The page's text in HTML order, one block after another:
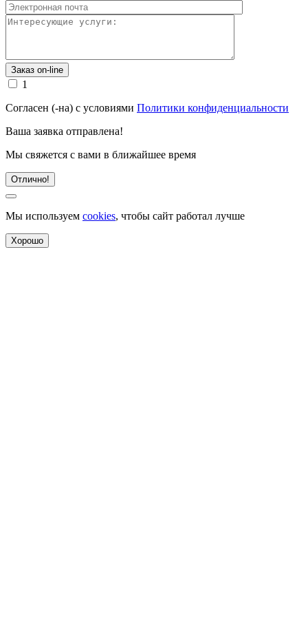
1
Согласен (-на) с условиями Политики конфиденциальности
Ваша заявка отправлена!
Мы свяжется с вами в ближайшее время
Отлично!
Мы используем cookies, чтобы сайт работал лучше
Хорошо